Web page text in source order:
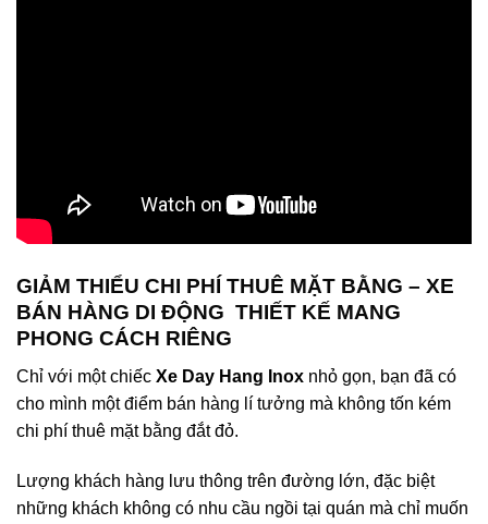
GIẢM THIỂU CHI PHÍ THUÊ MẶT BẰNG – XE
BÁN HÀNG DI ĐỘNG THIẾT KẾ MANG
PHONG CÁCH RIÊNG
Chỉ với một chiếc Xe Day Hang Inox nhỏ gọn, bạn đã có
cho mình một điểm bán hàng lí tưởng mà không tốn kém
chi phí thuê mặt bằng đắt đỏ.
Lượng khách hàng lưu thông trên đường lớn, đặc biệt
những khách không có nhu cầu ngồi tại quán mà chỉ muốn